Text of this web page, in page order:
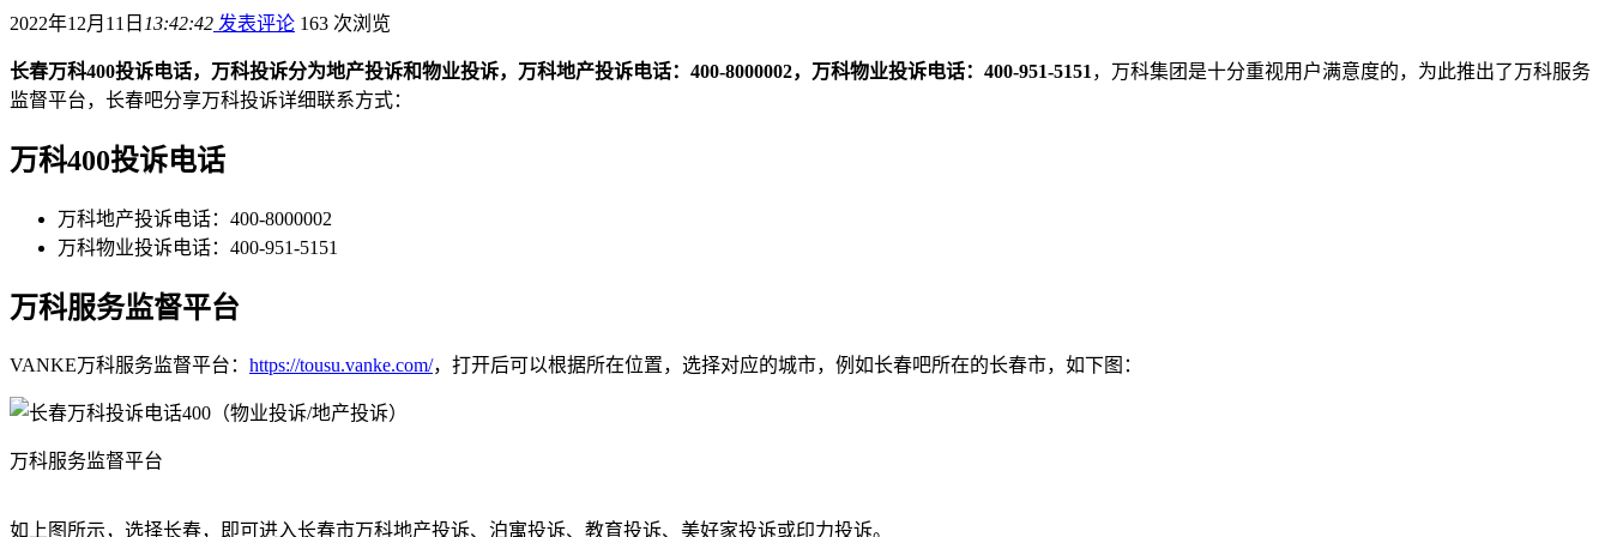
2022年12月11日 13:42:42 发表评论 163 次浏览
长春万科400投诉电话，万科投诉分为地产投诉和物业投诉，万科地产投诉电话：400-8000002，万科物业投诉电话：400-951-5151 ，万科集团是十分重视用户满意度的，为此推出了万科服务
监督平台，长春吧分享万科投诉详细联系方式：
万科400投诉电话
万科地产投诉电话：400-8000002
万科物业投诉电话：400-951-5151
万科服务监督平台
VANKE万科服务监督平台： https://tousu.vanke.com/，打开后可以根据所在位置，选择对应的城市，例如长春吧所在的长春市，如下图：
万科服务监督平台
如上图所示，选择长春，即可进入长春市万科地产投诉、泊寓投诉、教育投诉、美好家投诉或印力投诉。